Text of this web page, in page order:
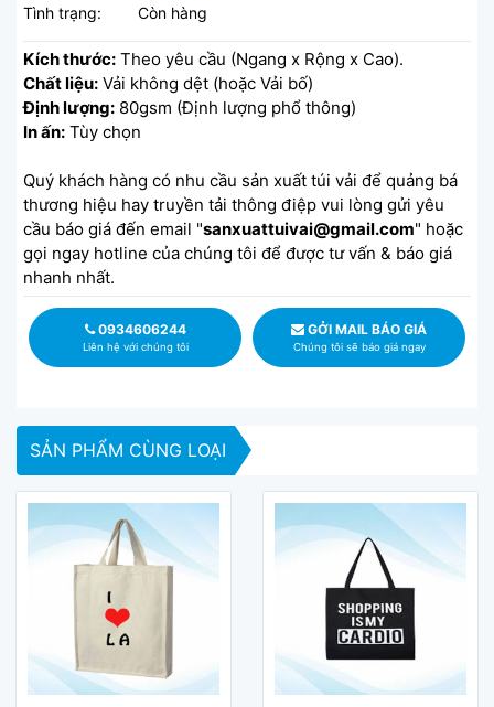
Tình trạng: Còn hàng
Kích thước: Theo yêu cầu (Ngang x Rộng x Cao).
Chất liệu: Vải không dệt (hoặc Vải bố)
Định lượng: 80gsm (Định lượng phổ thông)
In ấn: Tùy chọn
Quý khách hàng có nhu cầu sản xuất túi vải để quảng bá
thương hiệu hay truyền tải thông điệp vui lòng gửi yêu
cầu báo giá đến email "sanxuattuivai@gmail.com" hoặc
gọi ngay hotline của chúng tôi để được tư vấn & báo giá
nhanh nhất.
0934606244
Liên hệ với chúng tôi
GỞI MAIL BÁO GIÁ
Chúng tôi sẽ báo giá ngay
SẢN PHẨM CÙNG LOẠI